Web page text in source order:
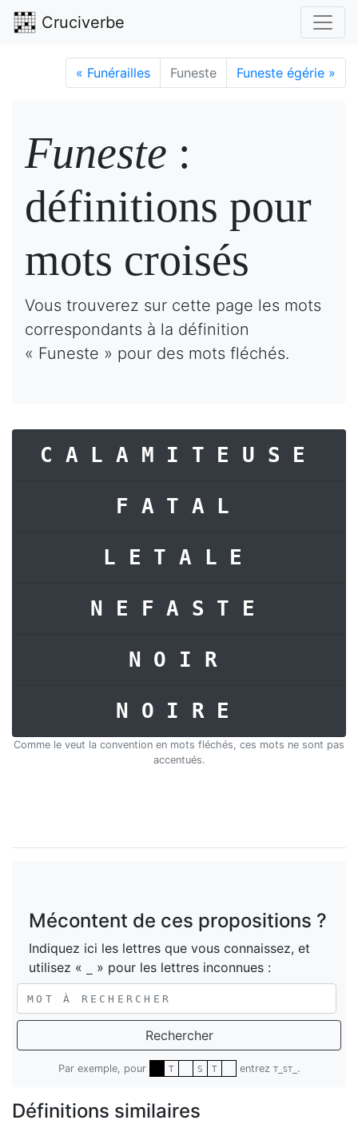
Cruciverbe
« Funérailles Funeste Funeste égérie »
Funeste :
définitions pour
mots croisés
Vous trouverez sur cette page les mots
correspondants à la définition
« Funeste » pour des mots fléchés.
CALAMITEUSE
FATAL
LETALE
NEFASTE
NOIR
NOIRE
Comme le veut la convention en mots fléchés, ces mots ne sont pas
accentués.
Mécontent de ces propositions ?
Indiquez ici les lettres que vous connaissez, et
utilisez «
» pour les lettres inconnues :
Rechercher
Par exemple, pour T S T entrez T_ST_ .
Définitions similaires